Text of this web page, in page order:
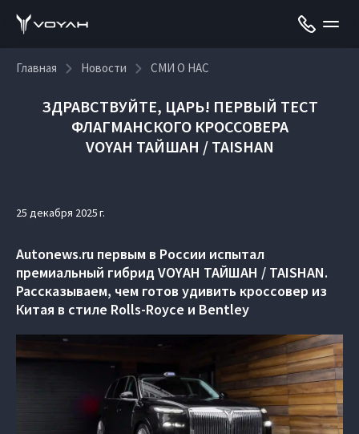
Главная Новости СМИ О НАС
ЗДРАВСТВУЙТЕ, ЦАРЬ! ПЕРВЫЙ ТЕСТ
ФЛАГМАНСКОГО КРОССОВЕРА
VOYAH ТАЙШАН / TAISHAN
25 декабря 2025 г.
Autonews.ru первым в России испытал
премиальный гибрид VOYAH ТАЙШАН / TAISHAN.
Рассказываем, чем готов удивить кроссовер из
Китая в стиле Rolls-Royce и Bentley